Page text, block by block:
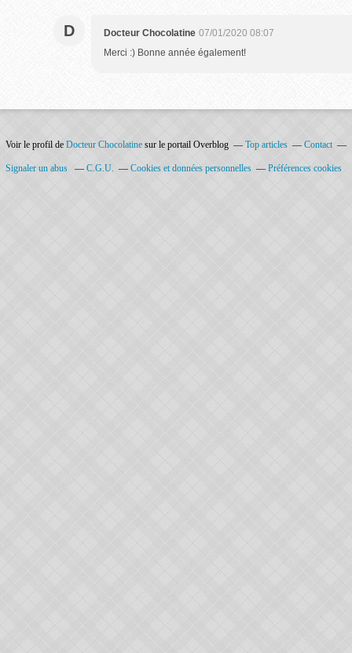
D Docteur Chocolatine 07/01/2020 08:07
Merci :) Bonne année également!
Voir le profil de Docteur Chocolatine sur le portail Overblog Top articles Contact
Signaler un abus C.G.U. Cookies et données personnelles Préférences cookies